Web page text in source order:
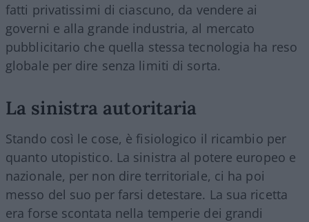
fatti privatissimi di ciascuno, da vendere ai
governi e alla grande industria, al mercato
pubblicitario che quella stessa tecnologia ha reso
globale per dire senza limiti di sorta.
La sinistra autoritaria
Stando così le cose, è fisiologico il ricambio per
quanto utopistico. La sinistra al potere europeo e
nazionale, per non dire territoriale, ci ha poi
messo del suo per farsi detestare. La sua ricetta
era forse scontata nella temperie dei grandi